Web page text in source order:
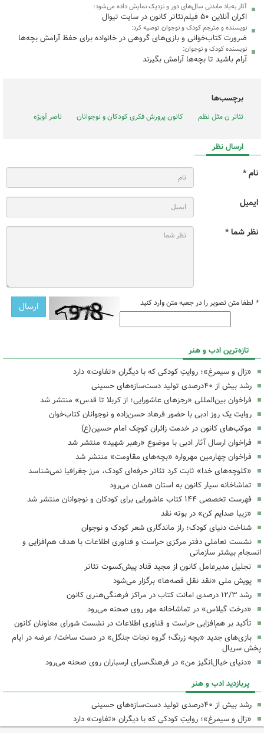
آثار به‌یاد ماندنی سال‌های دور و نزدیک نمایش داده می‌شود؛
اکران آنلاین ۵۰ فیلم‌تئاتر کانون در سایت تیوال
نویسنده و مترجم کودک و نوجوان توصیه کرد:
ضرورت کتاب‌خوانی و بازی‌های گروهی در خانواده برای حفظ آرامش بچه‌ها
نویسنده کودک و نوجوان:
آرام باشید تا بچه‌ها آرامش بگیرند
برچسب‌ها
تئاتر ن مثل نظم کانون پرورش فکری کودکان و نوجوانان ناصر آویژه
ارسال نظر
نام *
ایمیل
نظر شما *
* لطفا متن تصویر را در جعبه متن وارد کنید
تازه‌ترین ادب و هنر
«زال و سیمرغ»؛ روایتِ کودکی که با دیگران «تفاوت» دارد
رشد بیش از ۴۰درصدی تولید دست‌سازه‌های حسینی
فراخوان بین‌المللی «رجزهای عاشورایی؛ از کربلا تا قدس» منتشر شد
روایت یک روز ادبی با حضور فرهاد حسن‌زاده و نوجوانان کتاب‌خوان
موکب‌های کانون در خدمت زائران کوچک امام حسین(ع)
فراخوان ارسال آثار ادبی با موضوع «رهبر شهید» منتشر شد
فراخوان چهارمین مهرواره «بچه‌های مقاومت» منتشر شد
«کلوچه‌های خدا» ثابت کرد تئاتر حرفه‌ای کودک، مرز جغرافیا نمی‌شناسد
تماشاخانه سیار کانون به استان همدان می‌رود
فهرست تخصصی ۱۴۴ کتاب عاشورایی برای کودکان و نوجوانان منتشر شد
«زیبا صدایم کن» در بوته نقد
شناخت دنیای کودک؛ راز ماندگاری شعر کودک و نوجوان
نشست تعاملی دفتر مرکزی حراست و فناوری اطلاعات با هدف هم‌افزایی و
انسجام بیشتر سازمانی
تجلیل مدیرعامل کانون از مجید قناد پیش‌کسوت تئاتر
پویش ملی «نقد نقل قصه‌ها» برگزار می‌شود
رشد ۱۲/۳ درصدی امانت کتاب در مراکز فرهنگی‌هنری کانون
«درخت گیلاس» در تماشاخانه مهر روی صحنه می‌رود
تأکید بر هم‌افزایی حراست و فناوری اطلاعات در نشست شورای معاونان کانون
بازی‌های جدید «بچه زرنگ؛ گروه نجات جنگل» در دست ساخت/ عرضه در ایام
پخش سریال
«دنیای خیال‌انگیز من» در فرهنگ‌سرای ارسباران روی صحنه می‌رود
پربازدید ادب و هنر
رشد بیش از ۴۰درصدی تولید دست‌سازه‌های حسینی
«زال و سیمرغ»؛ روایتِ کودکی که با دیگران «تفاوت» دارد